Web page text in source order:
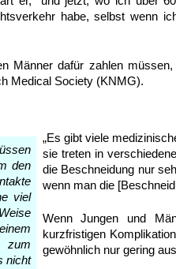
habe, selbst wenn
Männer dafür zahlen
Medical Society (KNMG).
den
viel
nicht
„Es gibt viele
sie treten in
die Beschneidung nur
wenn man die
Wenn Jungen und
kurzfristigen
gewöhnlich nur gering